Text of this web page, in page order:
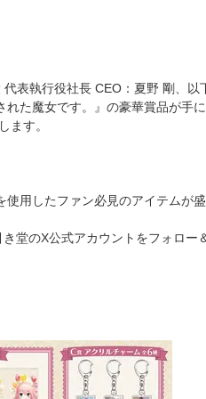
表執行役社長 CEO：夏野 剛、
た魔女です。』の豪華賞品が手
ます。
用したファン必見のアイテムが
堂のX公式アカウントをフォロ